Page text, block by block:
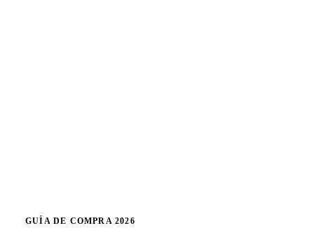
GUÍA DE COMPRA 2026